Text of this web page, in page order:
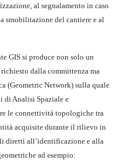
al segnalamento in caso
smobilitazione del cantiere e al
GIS si produce non solo un
dalla committenza ma
(Geometric Network) sulla quale
di Analisi Spaziale e
le connettività topologiche tra
acquisite durante il rilievo in
diretti all’identificazione e alla
ad esempio: